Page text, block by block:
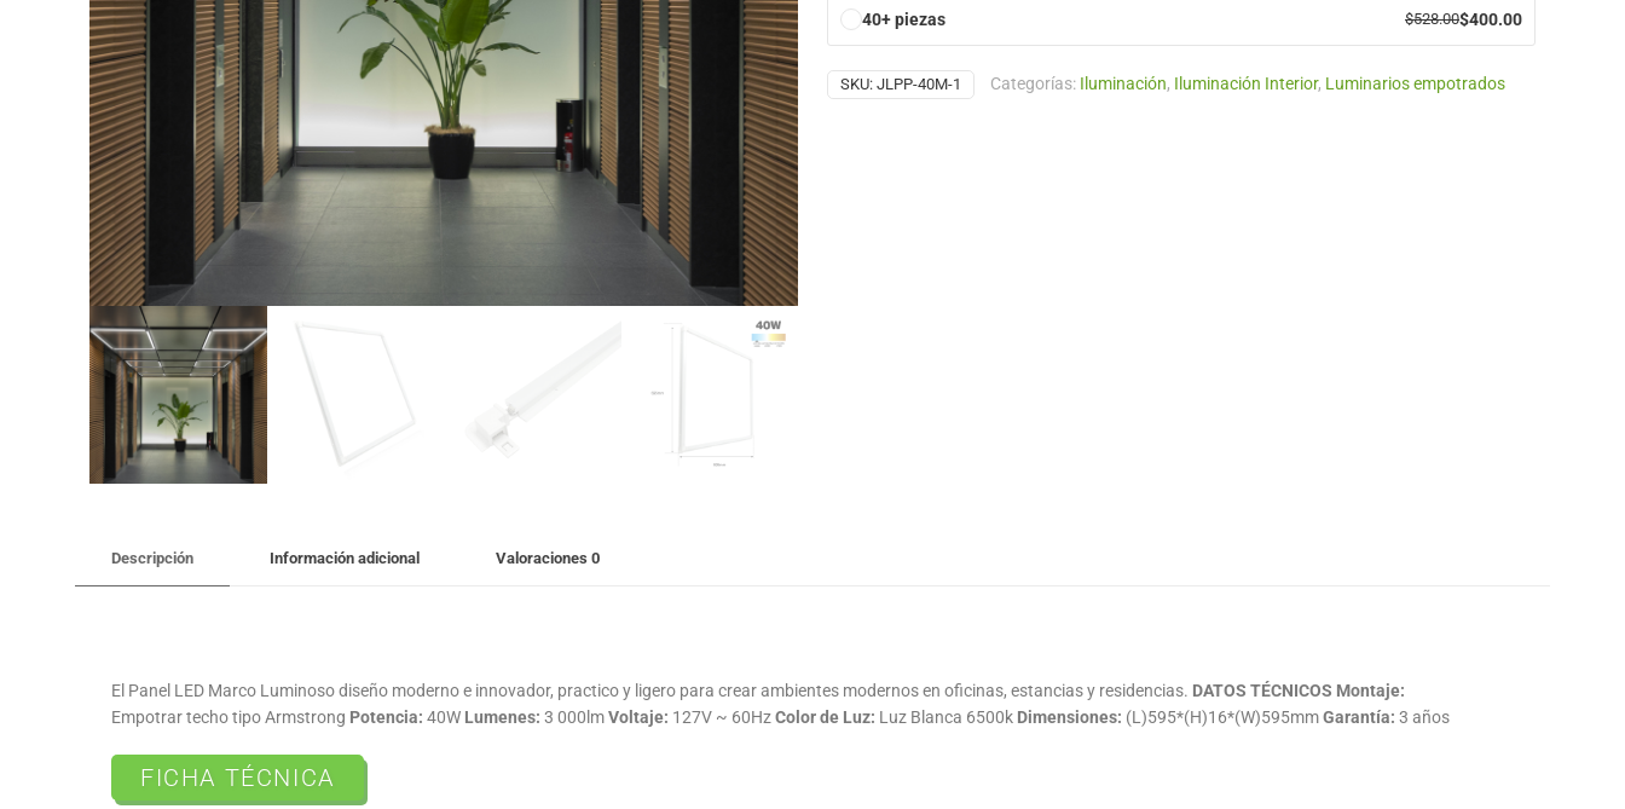
40+ piezas $528.00$400.00
SKU: JLPP-40M-1 Categorías: Iluminación, Iluminación Interior, Luminarios empotrados
Descripción Información adicional Valoraciones 0
El Panel LED Marco Luminoso diseño moderno e innovador, practico y ligero para crear ambientes modernos en oficinas, estancias y residencias. DATOS TÉCNICOS Montaje:
Empotrar techo tipo Armstrong Potencia: 40W Lumenes: 3 000lmVoltaje: 127V ~ 60HzColor de Luz: Luz Blanca 6500k Dimensiones: (L)595*(H)16*(W)595mmGarantía: 3 años
FICHA TÉCNICA